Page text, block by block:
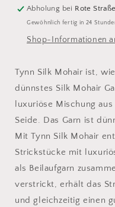
Abholung bei Rote
Gewöhnlich fertig in 24
Shop-Informationen
Tynn Silk Mohair ist,
dünnstes Silk Mohair
luxuriöse Mischung
Seide. Das Garn ist
Mit Tynn Silk Mohair
Strickstücke mit
als Beilaufgarn
verstrickt, erhält das
und gleichzeitig einen